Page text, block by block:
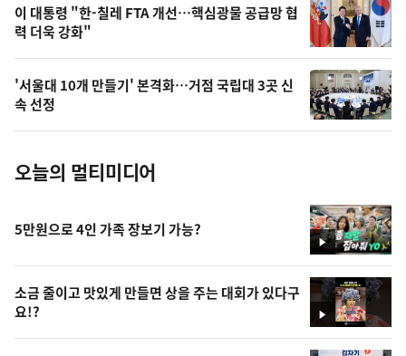
오
늘
의
사
진
이 대통령 "한-칠레 FTA 개선…핵심광물 공급망 협
력 더욱 강화"
'서울대 10개 만들기' 본격화…거점 국립대 3곳 신
속 선정
오늘의 멀티미디어
영
상
5만원으로 4인 가족 장보기 가능?
영
상
소금 줄이고 맛있게 만들면 상을 주는 대회가 있다구
요!?